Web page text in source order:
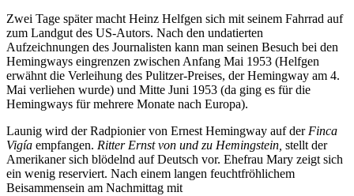
Zwei Tage später macht Heinz Helfgen sich mit seinem Fahrrad auf
zum Landgut des US-Autors. Nach den undatierten
Aufzeichnungen des Journalisten kann man seinen Besuch bei den
Hemingways eingrenzen zwischen Anfang Mai 1953 (Helfgen
erwähnt die Verleihung des Pulitzer-Preises, der Hemingway am 4.
Mai verliehen wurde) und Mitte Juni 1953 (da ging es für die
Hemingways für mehrere Monate nach Europa).
Launig wird der Radpionier von Ernest Hemingway auf der Finca
Vigía empfangen. Ritter Ernst von und zu Hemingstein, stellt der
Amerikaner sich blödelnd auf Deutsch vor. Ehefrau Mary zeigt sich
ein wenig reserviert. Nach einem langen feuchtfröhlichem
Beisammensein am Nachmittag mit